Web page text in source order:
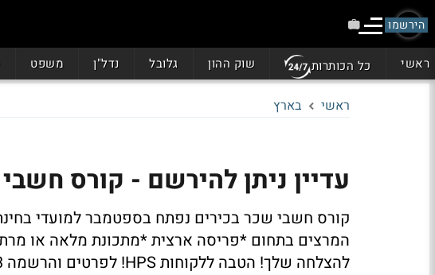
הירשמו
ראשי כל הכותרות שוק ההון גלובל נדל"ן משפט
ראשי בארץ
עדיין ניתן להירשם - קורס
המרצים בתחום *פריסה ארצית *מתכונת מלאה או
להצלחה שלך! הטבה ללקוחות HPS! לפרטים והרשמה 1-700-503-303